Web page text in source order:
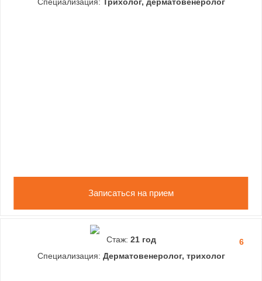
Записаться на прием
6
Стаж: 21 год
Специализация: Дерматовенеролог, трихолог